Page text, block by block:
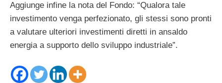
Aggiunge infine la nota del Fondo: “Qualora tale
investimento venga perfezionato, gli stessi sono pronti
a valutare ulteriori investimenti diretti in ansaldo
energia a supporto dello sviluppo industriale”.